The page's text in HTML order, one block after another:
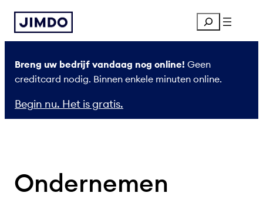
Ga
naar
de
inhoud
Search
Breng uw bedrijf vandaag nog online!Geen
creditcard nodig. Binnen enkele minuten online.
Begin nu. Het is gratis.
Ondernemen